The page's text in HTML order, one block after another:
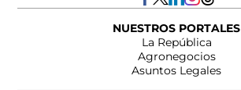
NUESTROS PORTALES
La República
Agronegocios
Asuntos Legales